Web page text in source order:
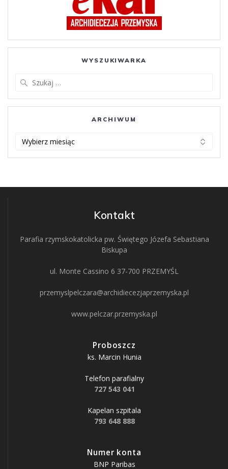
WYSZUKIWARKA
ARCHIWUM
Kontakt
Parafia rzymskokatolicka pw. Świętego Józefa Sebastiana
Biskupa
ul. Monte Cassino 6 37-700 PRZEMYŚL
przemyslpelczara@archidiecezjaprzemyska.pl
www.pelczar.przemyska.pl
Proboszcz
ks. Marcin Hunia
Telefon parafialny
727 543 041
Kapelan szpitala
793 648 888
Numer konta
BNP Paribas